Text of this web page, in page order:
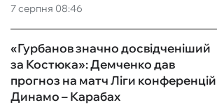
7 серпня 08:46
«Гурбанов значно досвідченіший
за Костюка»: Демченко дав
прогноз на матч Ліги конференцій
Динамо – Карабах